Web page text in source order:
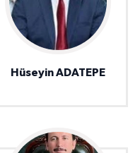
Hüseyin ADATEPE